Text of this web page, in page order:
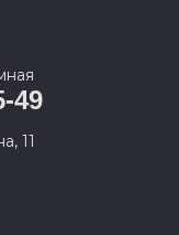
49
11